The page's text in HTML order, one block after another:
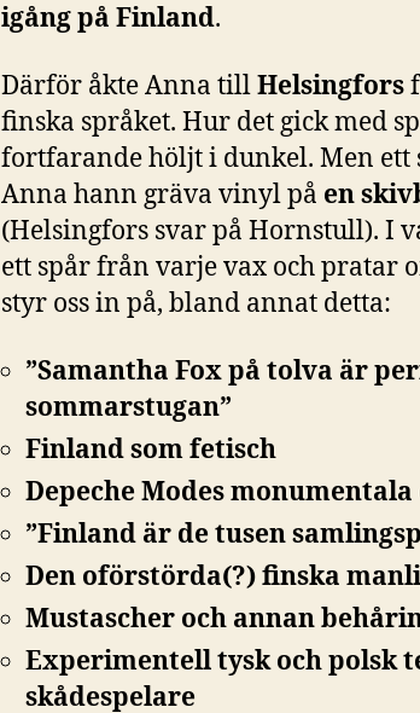
igång på Finland.
Därför åkte Anna tillHelsingfors
finska språket. Hur det gick med
fortfarande höljt i dunkel. Men ett
Anna hann gräva vinyl på en
(Helsingfors svar på Hornstull). I
ett spår från varje vax och pratar
styr oss in på, bland annat detta:
”Samantha Fox på tolva är
sommarstugan”
Finland som fetisch
Depeche Modes
”Finland är de tusen
Den oförstörda(?) finska
Mustascher och annan
Experimentell tysk och polsk
skådespelare